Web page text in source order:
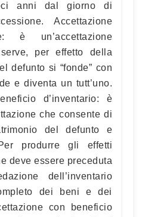
anni dal giorno di
Accettazione
è un’accettazione
per effetto della
defunto si “fonde” con
e diventa un tutt’uno.
d’inventario: è
che consente di
del defunto e
produrre gli effetti
deve essere preceduta
dell’inventario
dei beni e dei
con beneficio